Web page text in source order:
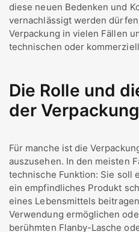
diese neuen Bedenken und
vernachlässigt werden
Verpackung in vielen Fällen
technischen oder
Die Rolle und
der Verpackung
Für manche ist die
auszusehen. In den meisten
technische Funktion: Sie soll
ein empfindliches Produkt
eines Lebensmittels
Verwendung ermöglichen
berühmten Flanby-Lasche